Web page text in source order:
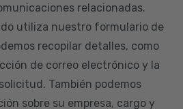
relacionadas.
utiliza nuestro formulario de
recopilar detalles, como
de correo electrónico y la
También podemos
sobre su empresa, cargo y